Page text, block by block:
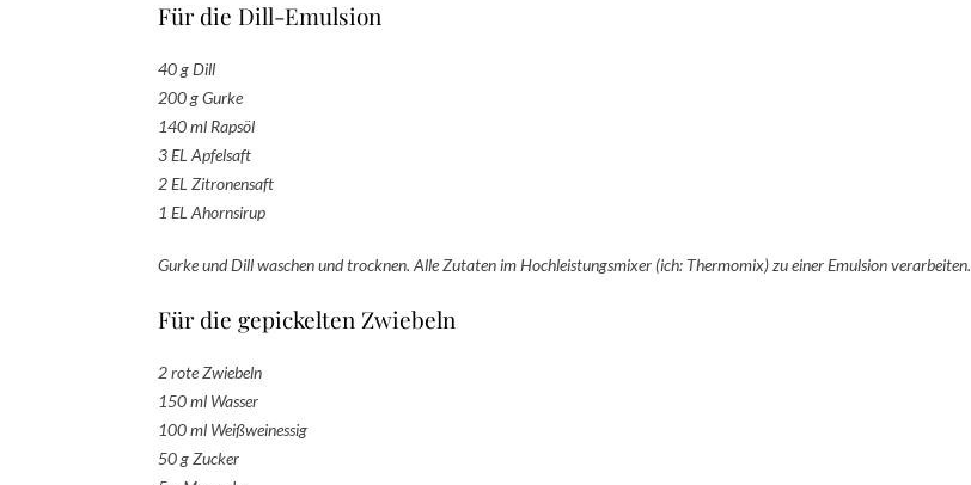
Für die Dill-Emulsion
40 g Dill
200 g Gurke
140 ml Rapsöl
3 EL Apfelsaft
2 EL Zitronensaft
1 EL Ahornsirup
Gurke und Dill waschen und trocknen. Alle Zutaten im Hochleistungsmixer (ich: Thermomix) zu einer Emulsion verarbeiten.
Für die gepickelten Zwiebeln
2 rote Zwiebeln
150 ml Wasser
100 ml Weißweinessig
50 g Zucker